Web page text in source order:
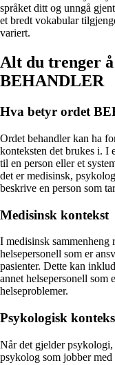
språket ditt og unngå
et bredt vokabular
variert.
Alt du trenger
BEHANDLER
Hva betyr ordet
Ordet behandler kan ha
konteksten det brukes i. I
til en person eller et
det er medisinsk,
beskrive en person som
Medisinsk kontekst
I medisinsk
helsepersonell som er
pasienter. Dette kan
annet helsepersonell
helseproblemer.
Psykologisk
Når det gjelder
psykolog som jobber